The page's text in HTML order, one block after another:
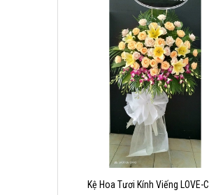
Kệ Hoa Tươi Kính Viếng LOVE-